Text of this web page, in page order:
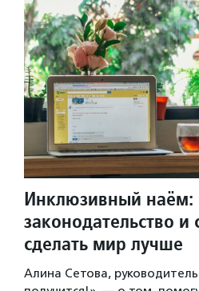
Инклюзивный наём:
законодательство и
сделать мир лучше
Алина Сетова,